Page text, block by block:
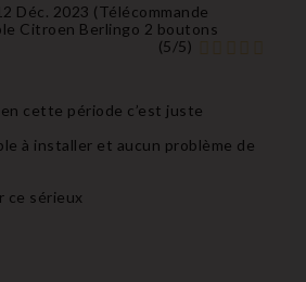
Déc. 2023 (Télécommande
Citroen Berlingo 2 boutons
(5/5)
cette période c’est juste
à installer et aucun problème de
ce sérieux